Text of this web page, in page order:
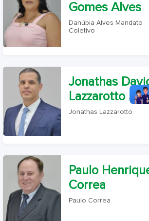
Gomes Alves
Danúbia Alves Mandato
Coletivo
Jonathas
Lazzarotto
Jonathas Lazzarotto
Paulo
Correa
Paulo Correa